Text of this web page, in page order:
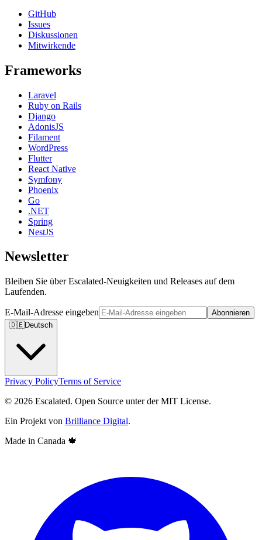
GitHub
Issues
Diskussionen
Mitwirkende
Frameworks
Laravel
Ruby on Rails
Django
AdonisJS
Filament
WordPress
Flutter
React Native
Symfony
Phoenix
Go
.NET
Spring
NestJS
Newsletter
Bleiben Sie über Escalated-Neuigkeiten und Releases auf dem
Laufenden.
E-Mail-Adresse eingeben
Abonnieren
🇩🇪Deutsch
Privacy PolicyTerms of Service
© 2026 Escalated. Open Source unter der MIT License.
Ein Projekt von Brilliance Digital.
Made in Canada 🍁